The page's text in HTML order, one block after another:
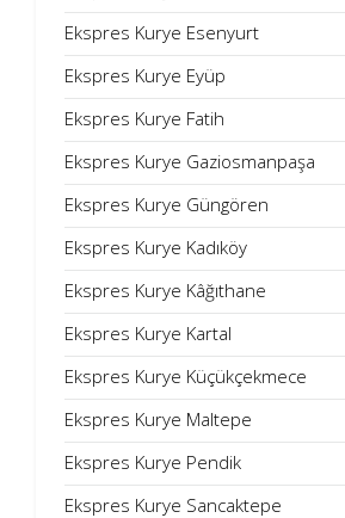
Ekspres Kurye Esenyurt
Ekspres Kurye Eyüp
Ekspres Kurye Fatih
Ekspres Kurye Gaziosmanpaşa
Ekspres Kurye Güngören
Ekspres Kurye Kadıköy
Ekspres Kurye Kâğıthane
Ekspres Kurye Kartal
Ekspres Kurye Küçükçekmece
Ekspres Kurye Maltepe
Ekspres Kurye Pendik
Ekspres Kurye Sancaktepe